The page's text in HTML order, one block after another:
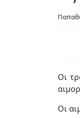
Οι
Οι